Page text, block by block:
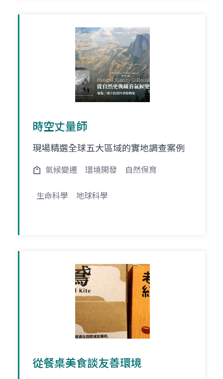
時空丈量師
現場精選全球五大區域的實地調查案例
氣候變遷 環境開發 自然保育
生命科學 地球科學
從餐桌美食談友善環境